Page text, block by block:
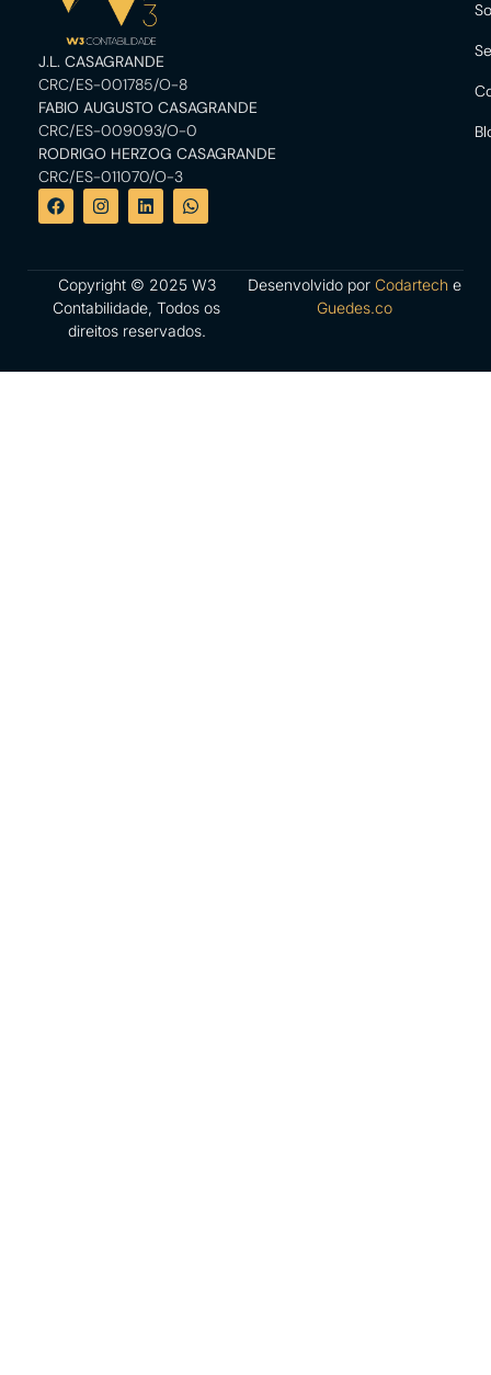
J.L. CASAGRANDE
CRC/ES-001785/O-8
FABIO AUGUSTO CASAGRANDE
CRC/ES-009093/O-0
RODRIGO HERZOG CASAGRANDE
CRC/ES-011070/O-3
Copyright © 2025 W3
Contabilidade, Todos os
direitos reservados.
Desenvolvido por Codartech e
Guedes.co